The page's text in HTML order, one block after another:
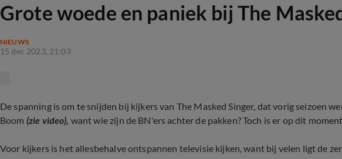
Grote woede en paniek bij The
NIEUWS
15 dec 2023, 21:03
De spanning is om te snijden bij kijkers van The Masked Singer, dat vorig seizoen
Boom (zie video), want wie zijn de BN'ers achter de pakken? Toch is er op dit
Voor kijkers is het allesbehalve ontspannen televisie kijken, want bij velen ligt de